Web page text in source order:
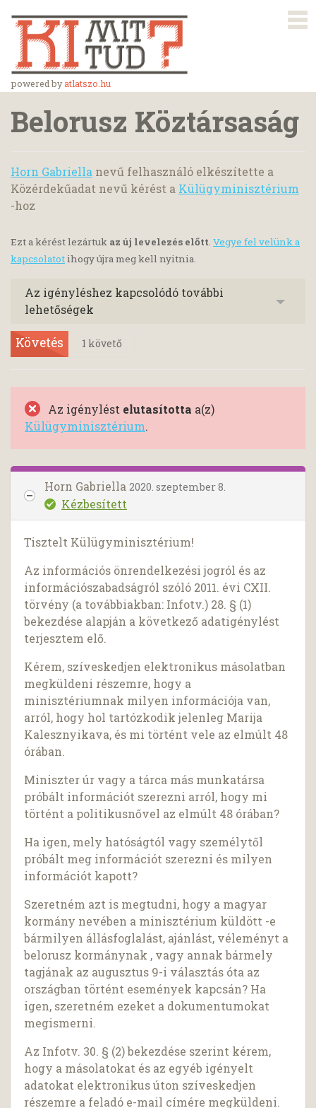
powered byatlatszo.hu
Belorusz Köztársaság
Horn Gabriella nevű felhasználó elkészítette a
Közérdekűadat nevű kérést a Külügyminisztérium
-hoz
Ezt a kérést lezártuk az új levelezés előtt. Vegye fel velünk a
kapcsolatotihogy újra meg kell nyitnia.
Az igényléshez kapcsolódó további
lehetőségek
Követés 1 követő
Az igénylést elutasította a(z)
Külügyminisztérium.
Horn Gabriella 2020. szeptember 8.
Kézbesített
Tisztelt Külügyminisztérium!
Az információs önrendelkezési jogról és az
információszabadságról szóló 2011. évi CXII.
törvény (a továbbiakban: Infotv.) 28. § (1)
bekezdése alapján a következő adatigénylést
terjesztem elő.
Kérem, szíveskedjen elektronikus másolatban
megküldeni részemre, hogy a
minisztériumnak milyen információja van,
arról, hogy hol tartózkodik jelenleg Marija
Kalesznyikava, és mi történt vele az elmúlt 48
órában.
Miniszter úr vagy a tárca más munkatársa
próbált információt szerezni arról, hogy mi
történt a politikusnővel az elmúlt 48 órában?
Ha igen, mely hatóságtól vagy személytől
próbált meg információt szerezni és milyen
információt kapott?
Szeretném azt is megtudni, hogy a magyar
kormány nevében a minisztérium küldött -e
bármilyen állásfoglalást, ajánlást, véleményt a
belorusz kormánynak , vagy annak bármely
tagjának az augusztus 9-i választás óta az
országban történt események kapcsán? Ha
igen, szeretném ezeket a dokumentumokat
megismerni.
Az Infotv. 30. § (2) bekezdése szerint kérem,
hogy a másolatokat és az egyéb igényelt
adatokat elektronikus úton szíveskedjen
részemre a feladó e-mail címére megküldeni.